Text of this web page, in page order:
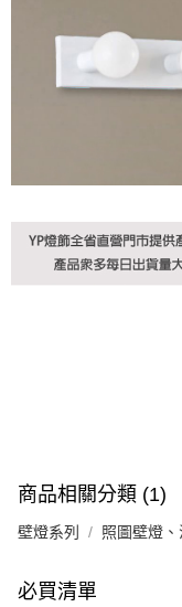
商品相關分類 (1)
壁燈系列 照圖壁燈
必買清單